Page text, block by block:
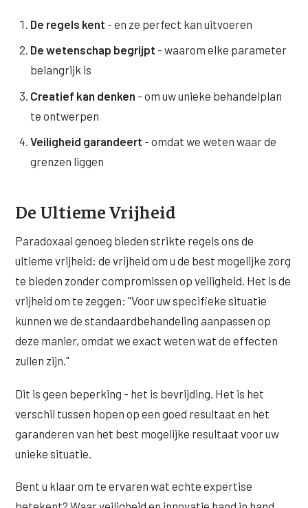
De regels kent - en ze perfect kan uitvoeren
De wetenschap begrijpt - waarom elke parameter
belangrijk is
Creatief kan denken - om uw unieke behandelplan
te ontwerpen
Veiligheid garandeert - omdat we weten waar de
grenzen liggen
De Ultieme Vrijheid
Paradoxaal genoeg bieden strikte regels ons de
ultieme vrijheid: de vrijheid om u de best mogelijke zorg
te bieden zonder compromissen op veiligheid. Het is de
vrijheid om te zeggen: "Voor uw specifieke situatie
kunnen we de standaardbehandeling aanpassen op
deze manier, omdat we exact weten wat de effecten
zullen zijn."
Dit is geen beperking - het is bevrijding. Het is het
verschil tussen hopen op een goed resultaat en het
garanderen van het best mogelijke resultaat voor uw
unieke situatie.
Bent u klaar om te ervaren wat echte expertise